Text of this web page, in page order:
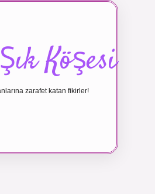
Köşesi
zarafet katan fikirler!